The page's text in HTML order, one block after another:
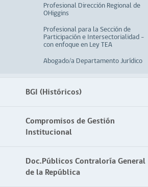
Profesional Dirección Regional de
OHiggins
Profesional para la Sección de
Participación e Intersectorialidad –
con enfoque en Ley TEA
Abogado/a Departamento Jurídico
BGI (Históricos)
Compromisos de Gestión
Institucional
Doc.Públicos Contraloría General
de la República